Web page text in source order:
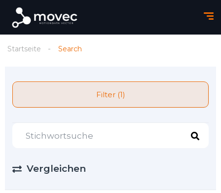
Startseite Search
Filter (1)
Vergleichen